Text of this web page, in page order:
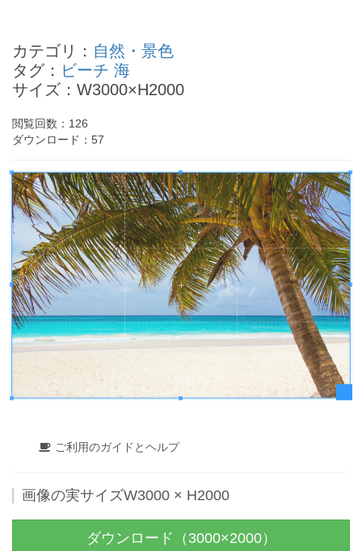
菊川怜の四柱推命
奥菜恵の四柱推命
宍戸留美の四柱推命
カテゴリ： 自然・景色
タグ： ビーチ 海
サイズ：W3000×H2000
閲覧回数： 126
ダウンロード： 57
ご利用のガイドとヘルプ
画像の実サイズW3000 × H2000
ダウンロード（3000×2000）